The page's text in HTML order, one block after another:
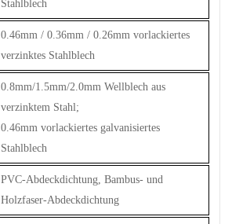
Stahlblech
0.46mm / 0.36mm / 0.26mm vorlackiertes
verzinktes Stahlblech
0.8mm/1.5mm/2.0mm Wellblech aus
verzinktem Stahl;
0.46mm vorlackiertes galvanisiertes
Stahlblech
PVC-Abdeckdichtung, Bambus- und
Holzfaser-Abdeckdichtung